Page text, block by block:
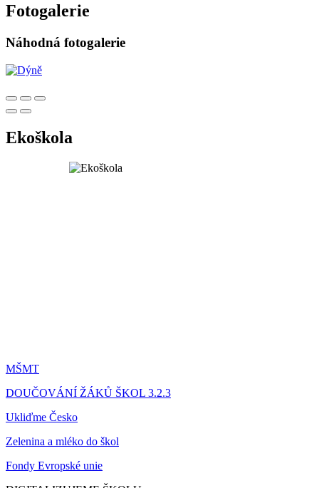
Fotogalerie
Náhodná fotogalerie
Ekoškola
MŠMT
DOUČOVÁNÍ ŽÁKŮ ŠKOL 3.2.3
Ukliďme Česko
Zelenina a mléko do škol
Fondy Evropské unie